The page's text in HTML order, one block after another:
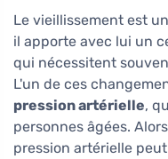
Le vieillissement est
il apporte avec lui un
qui nécessitent
L'un de ces
pression artérielle,
personnes âgées.
pression artérielle